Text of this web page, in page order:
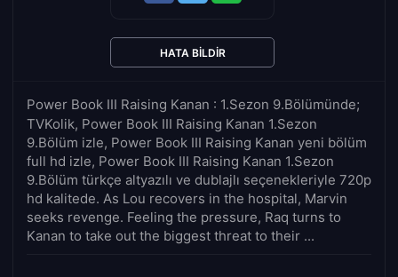
Power Book III Raising Kanan : 1.Sezon 9.Bölümünde;
TVKolik, Power Book III Raising Kanan 1.Sezon
9.Bölüm izle, Power Book III Raising Kanan yeni bölüm
full hd izle, Power Book III Raising Kanan 1.Sezon
9.Bölüm türkçe altyazılı ve dublajlı seçenekleriyle 720p
hd kalitede. As Lou recovers in the hospital, Marvin
seeks revenge. Feeling the pressure, Raq turns to
Kanan to take out the biggest threat to their ...
HATA BILDIR